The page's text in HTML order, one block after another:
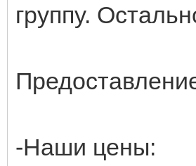
группу.
-Наши цены: